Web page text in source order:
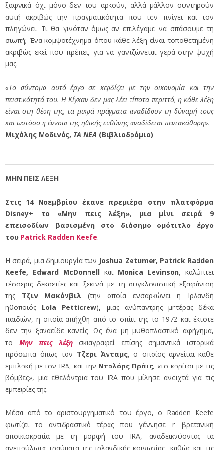
ξαφνικά όχι μόνο δεν του αρκούν, αλλά μάλλον συντηρούν
αυτή ακριβώς την πραγματικότητα που τον πνίγει και τον
πληγώνει. Τι θα γινόταν όμως αν επιλέγαμε να σπάσουμε τη
σιωπή; Ένα κομψοτέχνημα όπου κάθε λέξη είναι τοποθετημένη
ακριβώς εκεί που πρέπει, για να γαντζώνεται γερά στην ψυχή
μας.
«Το σύντομο αυτό έργο σε κερδίζει με την οικονομία και την
πειστικότητά του. Η Κίγκαν δεν μας λέει τίποτα περιττό, η κάθε λέξη
είναι στη θέση της, τα μικρά πράγματα αναδίδουν τη δύναμή τους
και ωστόσο η έννοια της ηθικής ευθύνης αναδίδεται πεντακάθαρη».
Μιχάλης Μοδινός, ΤΑ ΝΕΑ (Βιβλιοδρόμιο)
ΜΗΝ ΠΕΙΣ ΛΕΞΗ
Στις 14 Νοεμβρίου έκανε πρεμιέρα στην πλατφόρμα
Disney+ το
«Μην πεις λέξη», μια μίνι σειρά 9
επεισοδίων βασισμένη στο διάσημο ομότιτλο έργο
του Patrick Radden Keefe.
Η σειρά, μια δημιουργία των Joshua Zetumer, Patrick Radden
Keefe, Edward McDonnell και Monica Levinson, καλύπτει
τέσσερις δεκαετίες και ξεκινά με τη συγκλονιστική εξαφάνιση
της Τζιν Μακόνβιλ (την οποία ενσαρκώνει η Ιρλανδή
ηθοποιός Lola Petticrew), μιας ανύπαντρης μητέρας δέκα
παιδιών, η οποία απήχθη από το σπίτι της το 1972 και έκτοτε
δεν την ξαναείδε κανείς. Ως ένα μη μυθοπλαστικό αφήγημα,
το Μην πεις λέξησκιαγραφεί επίσης σημαντικά ιστορικά
πρόσωπα όπως τον Τζέρι Άνταμς, ο οποίος αρνείται κάθε
εμπλοκή με τον IRA, και την Ντολόρς Πράις, «το κορίτσι με τις
βόμβες», μια εθελόντρια του IRA που μίλησε ανοιχτά για τις
εμπειρίες της.
Μέσα από το αριστουργηματικό του έργο, ο Radden Keefe
φωτίζει το αντιδραστικό τέρας που γέννησε η βρετανική
αποικιοκρατία με τη μορφή του IRA, αναδεικνύοντας τα
ανεπούλωτα τραύματα της ιρλανδικής κοινωνίας, καθώς και τις